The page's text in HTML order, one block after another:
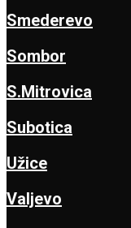
Smederevo
Sombor
S.Mitrovica
Subotica
Užice
Valjevo